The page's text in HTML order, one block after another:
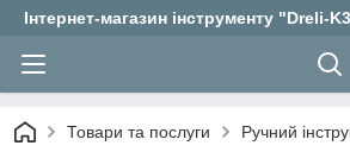
Інтернет-магазин інструменту "Dreli-
Товари та послуги Ручний